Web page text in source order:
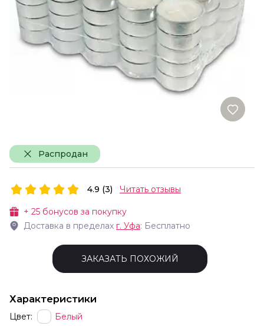
Распродан
+ 25 бонусов за покупку
Доставка в пределах г. Уфа: Бесплатно
4.9 (3) Читать отзывы
ЗАКАЗАТЬ ПОХОЖИЙ
Характеристики
Цвет: Белый